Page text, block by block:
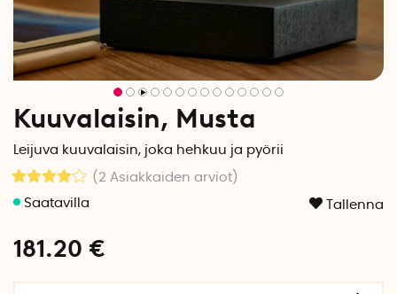
Kuuvalaisin, Musta
Leijuva kuuvalaisin, joka hehkuu ja pyörii
(2 Asiakkaiden arviot )
Tallenna
181.20 €